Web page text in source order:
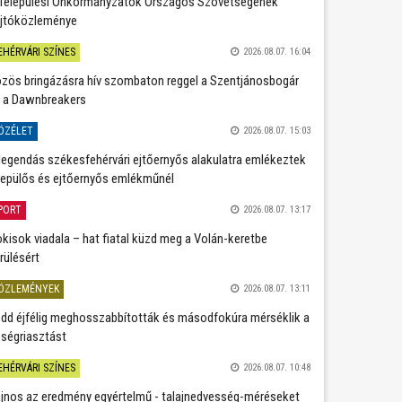
SZÍNES 2026.08.07. 16:04
bringázásra hív szombaton reggel a Szentjánosbogár
Dawnbreakers
2026.08.07. 15:03
székesfehérvári ejtőernyős alakulatra emlékeztek
és ejtőernyős emlékműnél
2026.08.07. 13:17
viadala – hat fiatal küzd meg a Volán-keretbe
2026.08.07. 13:11
éjfélig meghosszabbították és másodfokúra mérséklik a
SZÍNES 2026.08.07. 10:48
az eredmény egyértelmű - talajnedvesség-méréseket